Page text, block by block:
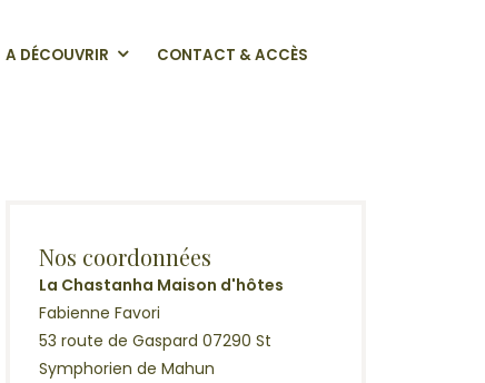
A DÉCOUVRIR
CONTACT & ACCÈS
Nos coordonnées
La Chastanha Maison d'hôtes
Fabienne Favori
53 route de Gaspard 07290 St
Symphorien de Mahun